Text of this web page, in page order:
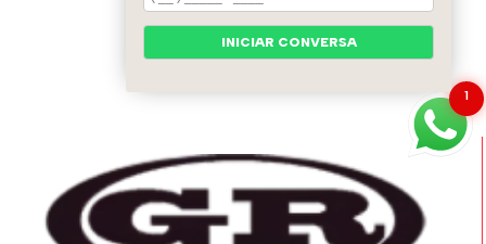
1
INICIAR CONVERSA